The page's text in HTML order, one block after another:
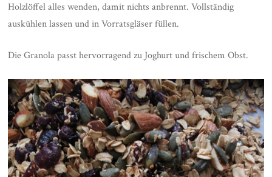
Holzlöffel alles wenden, damit nichts anbrennt. Vollständig
auskühlen lassen und in Vorratsgläser füllen.
Die Granola passt hervorragend zu Joghurt und frischem Obst.